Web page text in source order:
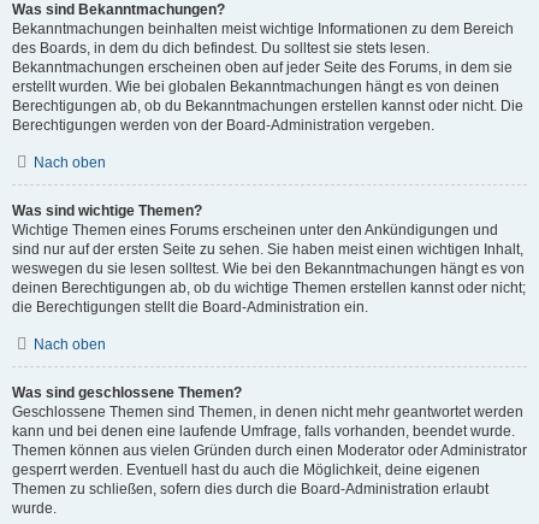
Was sind Bekanntmachungen?
Bekanntmachungen beinhalten meist wichtige Informationen zu dem Bereich
des Boards, in dem du dich befindest. Du solltest sie stets lesen.
Bekanntmachungen erscheinen oben auf jeder Seite des Forums, in dem sie
erstellt wurden. Wie bei globalen Bekanntmachungen hängt es von deinen
Berechtigungen ab, ob du Bekanntmachungen erstellen kannst oder nicht. Die
Berechtigungen werden von der Board-Administration vergeben.
Nach oben
Was sind wichtige Themen?
Wichtige Themen eines Forums erscheinen unter den Ankündigungen und
sind nur auf der ersten Seite zu sehen. Sie haben meist einen wichtigen Inhalt,
weswegen du sie lesen solltest. Wie bei den Bekanntmachungen hängt es von
deinen Berechtigungen ab, ob du wichtige Themen erstellen kannst oder nicht;
die Berechtigungen stellt die Board-Administration ein.
Nach oben
Was sind geschlossene Themen?
Geschlossene Themen sind Themen, in denen nicht mehr geantwortet werden
kann und bei denen eine laufende Umfrage, falls vorhanden, beendet wurde.
Themen können aus vielen Gründen durch einen Moderator oder Administrator
gesperrt werden. Eventuell hast du auch die Möglichkeit, deine eigenen
Themen zu schließen, sofern dies durch die Board-Administration erlaubt
wurde.